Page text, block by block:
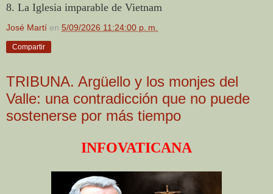
8. La Iglesia imparable de Vietnam
José Martí en 5/09/2026 11:24:00 p. m.
Compartir
TRIBUNA. Argüello y los monjes del
Valle: una contradicción que no puede
sostenerse por más tiempo
INFOVATICANA